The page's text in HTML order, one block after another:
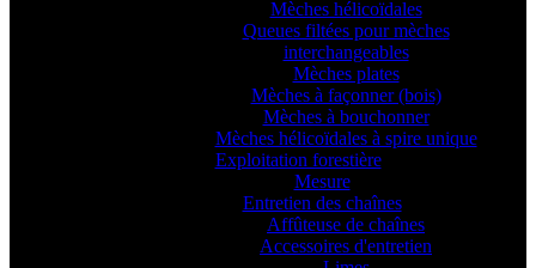
Mèches hélicoïdales
Queues filtées pour mèches
interchangeables
Mèches plates
Mèches à façonner (bois)
Mèches à bouchonner
Mèches hélicoïdales à spire unique
Exploitation forestière
Mesure
Entretien des chaînes
Affûteuse de chaînes
Accessoires d'entretien